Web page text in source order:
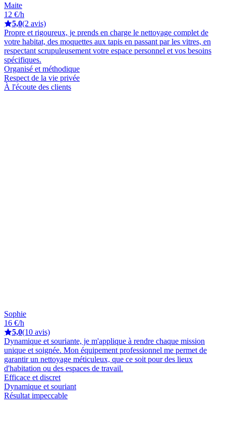
Maite
12 €/h
5,0(2 avis)
Propre et rigoureux, je prends en charge le nettoyage complet de
votre habitat, des moquettes aux tapis en passant par les vitres, en
respectant scrupuleusement votre espace personnel et vos besoins
spécifiques.
Organisé et méthodique
Respect de la vie privée
À l'écoute des clients
Sophie
16 €/h
5,0(10 avis)
Dynamique et souriante, je m'applique à rendre chaque mission
unique et soignée. Mon équipement professionnel me permet de
garantir un nettoyage méticuleux, que ce soit pour des lieux
d'habitation ou des espaces de travail.
Efficace et discret
Dynamique et souriant
Résultat impeccable